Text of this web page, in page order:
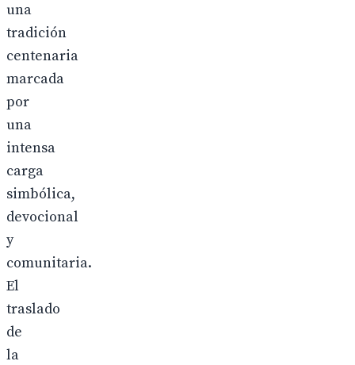
una
tradición
centenaria
marcada
por
una
intensa
carga
simbólica,
devocional
y
comunitaria.
El
traslado
de
la